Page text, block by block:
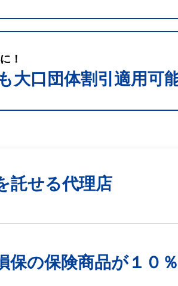
！
大口団体割引適用可
託せる代理店
保の保険商品が１０